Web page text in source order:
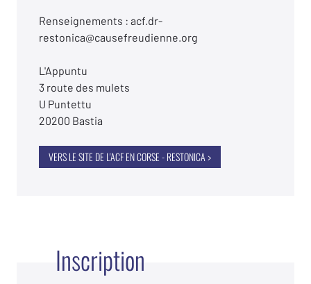
Renseignements : acf.dr-
restonica@causefreudienne.org
L'Appuntu
3 route des mulets
U Puntettu
20200 Bastia
VERS LE SITE DE L'ACF EN CORSE - RESTONICA >
Inscription